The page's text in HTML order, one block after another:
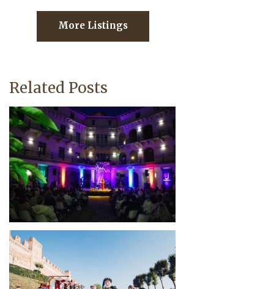
More Listings
Related Posts